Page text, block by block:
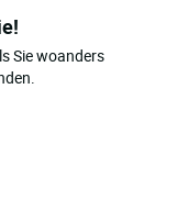
Sie woanders